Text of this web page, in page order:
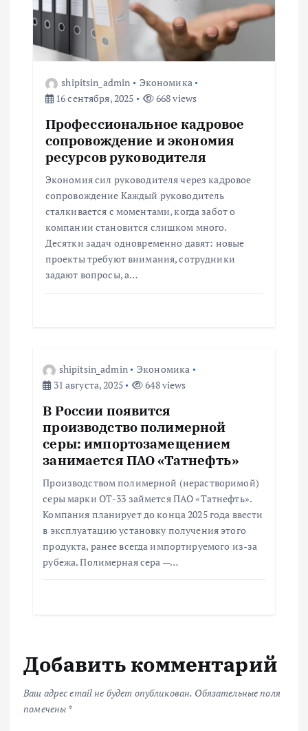
з
а
shipitsin_admin
Экономика
16 сентября, 2025
668 views
Профессиональное кадровое
сопровождение и экономия
ресурсов руководителя
Экономия сил руководителя через кадровое
сопровождение Каждый руководитель
сталкивается с моментами, когда забот о
компании становится слишком много.
Десятки задач одновременно давят: новые
проекты требуют внимания, сотрудники
задают вопросы, а…
shipitsin_admin
Экономика
31 августа, 2025
648 views
В России появится
производство полимерной
серы: импортозамещением
занимается ПАО «Татнефть»
Производством полимерной (нерастворимой)
серы марки ОТ-33 займется ПАО «Татнефть».
Компания планирует до конца 2025 года ввести
в эксплуатацию установку получения этого
продукта, ранее всегда импортируемого из-за
рубежа. Полимерная сера —…
Добавить комментарий
Ваш адрес email не будет опубликован. Обязательные поля
помечены *